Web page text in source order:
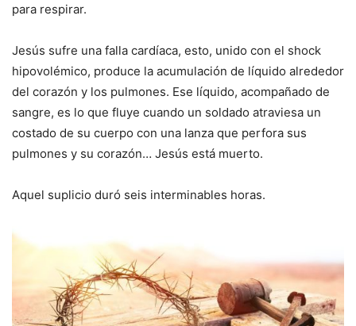
para respirar.
Jesús sufre una falla cardíaca, esto, unido con el shock
hipovolémico, produce la acumulación de líquido alrededor
del corazón y los pulmones. Ese líquido, acompañado de
sangre, es lo que fluye cuando un soldado atraviesa un
costado de su cuerpo con una lanza que perfora sus
pulmones y su corazón… Jesús está muerto.
Aquel suplicio duró seis interminables horas.